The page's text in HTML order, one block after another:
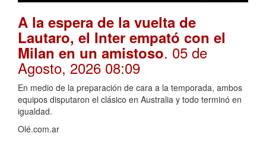
A la espera de la vuelta de
Lautaro, el Inter empató con el
Milan en un amistoso. 05 de
Agosto, 2026 08:09
En medio de la preparación de cara a la temporada, ambos
equipos disputaron el clásico en Australia y todo terminó en
igualdad.
Olé.com.ar